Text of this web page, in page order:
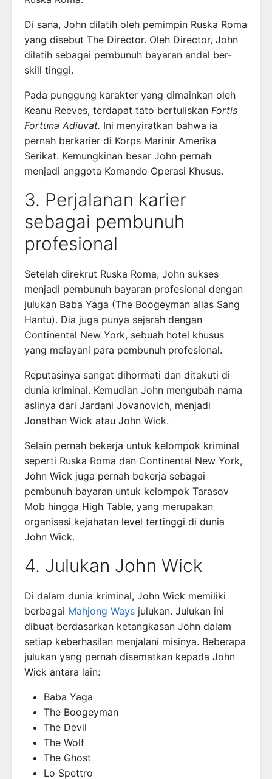
Di sana, John dilatih oleh pemimpin Ruska Roma
yang disebut The Director. Oleh Director, John
dilatih sebagai pembunuh bayaran andal ber-
skill tinggi.
Pada punggung karakter yang dimainkan oleh
Keanu Reeves, terdapat tato bertuliskan Fortis
Fortuna Adiuvat. Ini menyiratkan bahwa ia
pernah berkarier di Korps Marinir Amerika
Serikat. Kemungkinan besar John pernah
menjadi anggota Komando Operasi Khusus.
3. Perjalanan karier
sebagai pembunuh
profesional
Setelah direkrut Ruska Roma, John sukses
menjadi pembunuh bayaran profesional dengan
julukan Baba Yaga (The Boogeyman alias Sang
Hantu). Dia juga punya sejarah dengan
Continental New York, sebuah hotel khusus
yang melayani para pembunuh profesional.
Reputasinya sangat dihormati dan ditakuti di
dunia kriminal. Kemudian John mengubah nama
aslinya dari Jardani Jovanovich, menjadi
Jonathan Wick atau John Wick.
Selain pernah bekerja untuk kelompok kriminal
seperti Ruska Roma dan Continental New York,
John Wick juga pernah bekerja sebagai
pembunuh bayaran untuk kelompok Tarasov
Mob hingga High Table, yang merupakan
organisasi kejahatan level tertinggi di dunia
John Wick.
4. Julukan John Wick
Di dalam dunia kriminal, John Wick memiliki
berbagai Mahjong Ways julukan. Julukan ini
dibuat berdasarkan ketangkasan John dalam
setiap keberhasilan menjalani misinya. Beberapa
julukan yang pernah disematkan kepada John
Wick antara lain:
Baba Yaga
The Boogeyman
The Devil
The Wolf
The Ghost
Lo Spettro